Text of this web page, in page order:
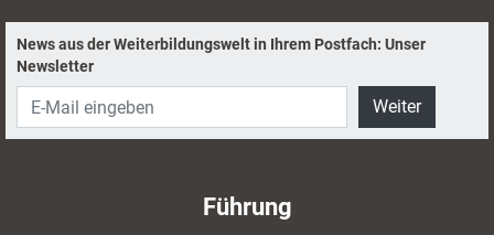
News aus der Weiterbildungswelt in Ihrem Postfach: Unser
Newsletter
Weiter
Führung